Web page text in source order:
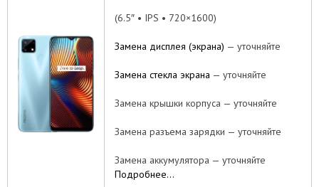
(6.5″ • IPS • 720×1600)
Замена дисплея (экрана) — уточняйте
Замена стекла экрана — уточняйте
Замена крышки корпуса — уточняйте
Замена разъема зарядки — уточняйте
Замена аккумулятора — уточняйте
Подробнее…